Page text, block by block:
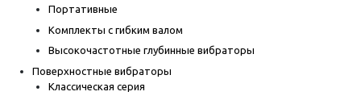
Портативные
Комплекты с гибким валом
Высокочастотные глубинные вибраторы
Поверхностные вибраторы
Классическая серия